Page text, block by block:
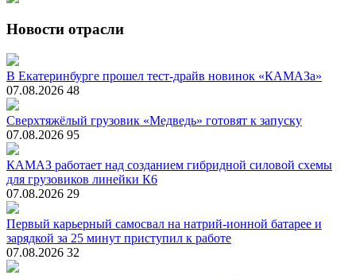
Новости отрасли
В Екатеринбурге прошел тест-драйв новинок «КАМАЗа»
07.08.2026 48
Сверхтяжёлый грузовик «Медведь» готовят к запуску
07.08.2026 95
КАМАЗ работает над созданием гибридной силовой схемы
для грузовиков линейки К6
07.08.2026 29
Первый карьерный самосвал на натрий-ионной батарее и
зарядкой за 25 минут приступил к работе
07.08.2026 32